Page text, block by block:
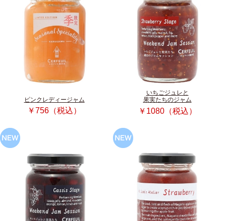
ピンクレディージャム
￥756（税込）
いちごジュレと
果実たちのジャム
￥1080（税込）